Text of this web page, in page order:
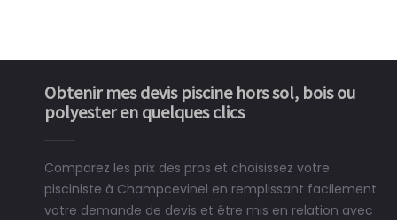
Obtenir mes devis piscine hors sol, bois ou
polyester en quelques clics
Comparez les prix des pros et choisissez votre
pisciniste à Champcevinel en remplissant facilement
votre demande de devis et être mis en relation avec